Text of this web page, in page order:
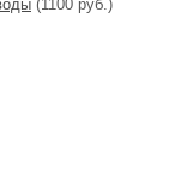
(1100 руб.)